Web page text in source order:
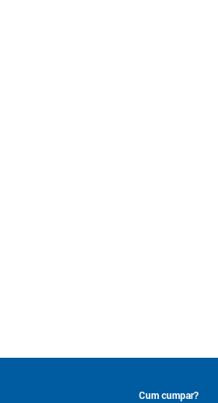
Cum cumpar?